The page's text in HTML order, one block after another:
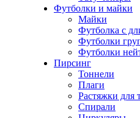
Футболки и майки
Майки
Футболка с
Футболки
Футболки
Пирсинг
Тоннели
Плаги
Растяжки для
Спирали